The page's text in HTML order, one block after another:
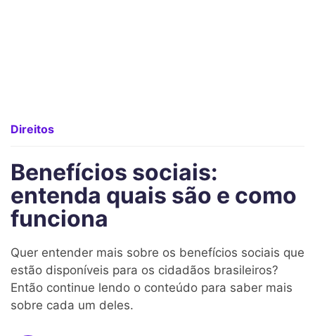
Direitos
Benefícios sociais:
entenda quais são e como
funciona
Quer entender mais sobre os benefícios sociais que
estão disponíveis para os cidadãos brasileiros?
Então continue lendo o conteúdo para saber mais
sobre cada um deles.